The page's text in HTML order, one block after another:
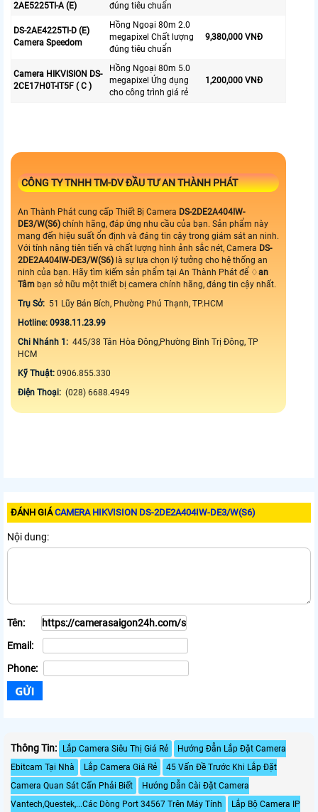
2AE5225TI-A (E)
đúng tiêu chuẩn
DS-2AE4225TI-D (E)
Camera Speedom
Hồng Ngoại 80m 2.0
megapixel Chất lượng
đúng tiêu chuẩn
9,380,000 VNĐ
Camera HIKVISION DS-
2CE17H0T-IT5F ( C )
Hồng Ngoại 80m 5.0
megapixel Ứng dụng
cho công trình giá rẻ
1,200,000 VNĐ
CÔNG TY TNHH TM-DV ĐẦU TƯ AN THÀNH PHÁT
An Thành Phát cung cấp Thiết Bị Camera DS-2DE2A404IW-
DE3/W(S6) chính hãng, đáp ứng nhu cầu của bạn. Sản phẩm này
mang đến hiệu suất ổn định và đáng tin cậy trong giám sát an ninh.
Với tính năng tiên tiến và chất lượng hình ảnh sắc nét, Camera DS-
2DE2A404IW-DE3/W(S6) là sự lựa chọn lý tưởng cho hệ thống an
ninh của bạn. Hãy tìm kiếm sản phẩm tại An Thành Phát để ♢an
Tâm bạn sở hữu một thiết bị camera chính hãng, đáng tin cậy nhất.
Trụ Sở: 51 Lũy Bán Bích, Phường Phú Thạnh, TP.HCM
Hotline: 0938.11.23.99
Chi Nhánh 1: 445/38 Tân Hòa Đông,Phường Bình Trị Đông, TP
HCM
Kỹ Thuật: 0906.855.330
Điện Thoại: (028) 6688.4949
ĐÁNH GIÁCAMERA HIKVISION DS-2DE2A404IW-DE3/W(S6)
Nội dung:
Tên:
Email:
Phone:
Thông Tin: Lắp Camera Siêu Thị Giá Rẻ
Hướng Đẫn Lắp Đặt Camera
Ebitcam Tại Nhà
Lắp Camera Giá Rẻ
45 Vấn Đề Trước Khi Lắp Đặt
Camera Quan Sát Cấn Phải Biết
Hướng Dẫn Cài Đặt Camera
Vantech,Questek,...Các Dòng Port 34567 Trên Máy Tính
Lắp Bộ Camera IP